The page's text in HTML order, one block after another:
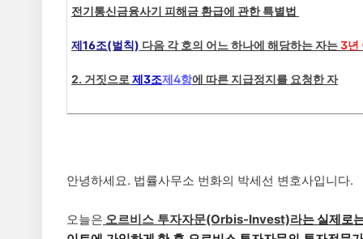
전기통신금융사기 피해금 환급에 관한 특별법
제16조(벌칙) 다음 각 호의 어느 하나에 해당하는 자는3년
2. 거짓으로 제3조제4항에 따른 지급정지를 요청한 자
안녕하세요. 법률사무소 번화의 박세선 변호사입니다.
오늘은 오르비스 투자자문(Orbis-Invest)라는 실제로